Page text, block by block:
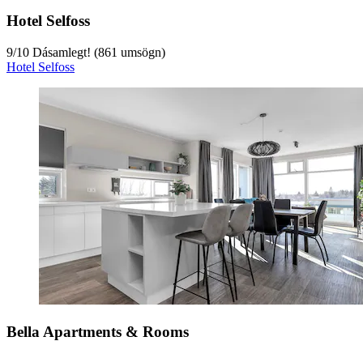
Hotel Selfoss
9/10 Dásamlegt! (861 umsögn)
Hotel Selfoss
Bella Apartments & Rooms